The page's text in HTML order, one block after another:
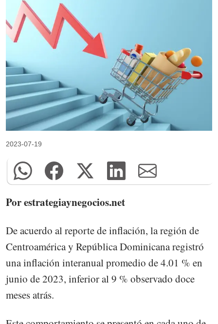
2023-07-19
Por estrategiaynegocios.net
De acuerdo al reporte de inflación, la región de
Centroamérica y República Dominicana registró
una inflación interanual promedio de 4.01 % en
junio de 2023, inferior al 9 % observado doce
meses atrás.